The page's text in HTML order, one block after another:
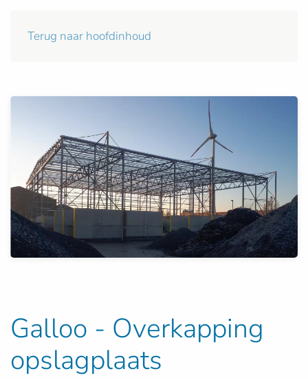
Terug naar hoofdinhoud
Galloo - Overkapping
opslagplaats